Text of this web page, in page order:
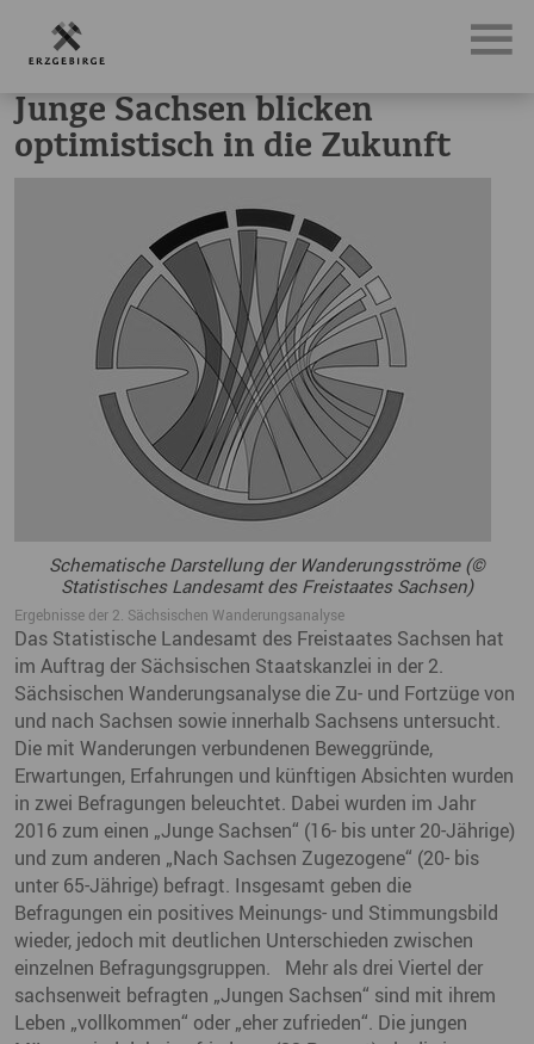
News, Neuigkeiten & Nachrichten aus dem Erzgebirge
Junge Sachsen blicken
optimistisch in die Zukunft
Schematische Darstellung der Wanderungsströme (©
Statistisches Landesamt des Freistaates Sachsen)
Ergebnisse der 2. Sächsischen Wanderungsanalyse
Das Statistische Landesamt des Freistaates Sachsen hat
im Auftrag der Sächsischen Staatskanzlei in der 2.
Sächsischen Wanderungsanalyse die Zu- und Fortzüge von
und nach Sachsen sowie innerhalb Sachsens untersucht.
Die mit Wanderungen verbundenen Beweggründe,
Erwartungen, Erfahrungen und künftigen Absichten wurden
in zwei Befragungen beleuchtet. Dabei wurden im Jahr
2016 zum einen „Junge Sachsen“ (16- bis unter 20-Jährige)
und zum anderen „Nach Sachsen Zugezogene“ (20- bis
unter 65-Jährige) befragt. Insgesamt geben die
Befragungen ein positives Meinungs- und Stimmungsbild
wieder, jedoch mit deutlichen Unterschieden zwischen
einzelnen Befragungsgruppen. Mehr als drei Viertel der
sachsenweit befragten „Jungen Sachsen“ sind mit ihrem
Leben „vollkommen“ oder „eher zufrieden“. Die jungen